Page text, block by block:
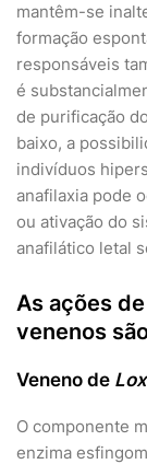
mantêm-se
formação
responsáveis
é
de purificação
baixo, a
indivíduos
anafilaxia pode
ou ativação do
anafilático letal
As ações
venenos
Veneno de
O componente
enzima